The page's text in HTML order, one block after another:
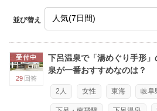
並び替え
受付中
29 回答
下呂温泉で「湯めぐり手形
泉が一番おすすめなのは？
2人 女性 東海 岐阜